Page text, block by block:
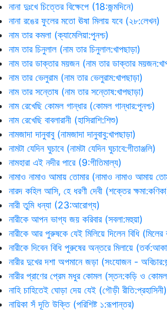
নানা দুঃখে চিত্তের বিক্ষেপে (18:জন্মদিনে)
নানা রঙের ফুলের মতো ঊষা মিলায় যবে (২৮:লেখন)
নাম তার কমলা (ক্যামেলিয়া:পুনশ্চ)
নাম তার চিনুলাল (নাম তার চিনুলাল:খাপছাড়া)
নাম তার ডাক্তার ময়জন (নাম তার ডাক্তার
নাম তার ভেলুরাম (নাম তার ভেলুরাম:খাপছাড়া)
নাম তার সন্তোষ (নাম তার সন্তোষ:খাপছাড়া)
নাম রেখেছি কোমল গান্ধার (কোমল গান্ধার:পুনশ্চ)
নাম রেখেছি বাবলারানী (হাসিরাশি:শিশু)
নামজাদা দানুবাবু (নামজাদা দানুবাবু:খাপছাড়া)
নামটা যেদিন ঘুচাবে (নামটা যেদিন ঘুচাবে:গীতাঞ্জলি)
নামহারা এই নদীর পারে (9:গীতিমাল্য)
নামাও নামাও আমায় তোমার (নামাও নামাও আমায়
নারদ কহিল আসি, হে ধরণী দেবী (শক্তের
নারী তুমি ধন্যা (23:আরোগ্য)
নারীকে আপন ভাগ্য জয় করিবার (সবলা:মহুয়া)
নারীকে আর পুরুষকে যেই মিলিয়ে দিলেন বিধি (মিলের
নারীকে দিবেন বিধি পুরুষের অন্তরে মিলায়ে
নারীর দুখের দশা অপমানে জড়া (সংযোজন -
নারীর প্রাণের প্রেম মধুর কোমল (স্তন:কড়ি ও
নাহি চাহিতেই ঘোড়া দেয় যেই (গৌড়ী রীতি:প্রহাসিনী)
নায়িকা সঁ দূতি উক্তি (পরিশিষ্ট ১:রূপান্তর)